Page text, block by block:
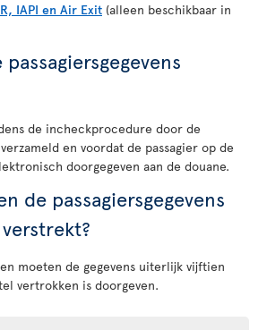
IAPI en Air Exit (alleen beschikbaar in
de incheckprocedure door de
en voordat de passagier op de
doorgegeven aan de douane.
de passagiersgegevens
moeten de gegevens uiterlijk vijftien
vertrokken is doorgeven.